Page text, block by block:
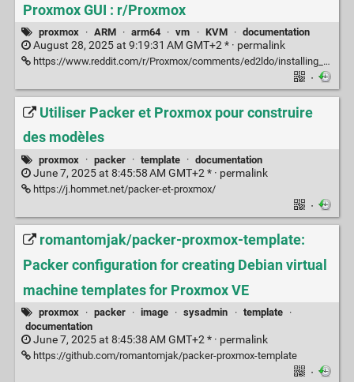
Proxmox GUI : r/Proxmox
proxmox · ARM · arm64 · vm · KVM · documentation
August 28, 2025 at 9:19:31 AM GMT+2 * · permalink
https://www.reddit.com/r/Proxmox/comments/ed2ldo/installing_and_launching_an_arm_vm_from_proxmox/
·
Utiliser Packer et Proxmox pour construire
des modèles
proxmox · packer · template · documentation
June 7, 2025 at 8:45:58 AM GMT+2 * · permalink
https://j.hommet.net/packer-et-proxmox/
·
romantomjak/packer-proxmox-template:
Packer configuration for creating Debian virtual
machine templates for Proxmox VE
proxmox · packer · image · sysadmin · template
·
documentation
June 7, 2025 at 8:45:38 AM GMT+2 * · permalink
https://github.com/romantomjak/packer-proxmox-template
·